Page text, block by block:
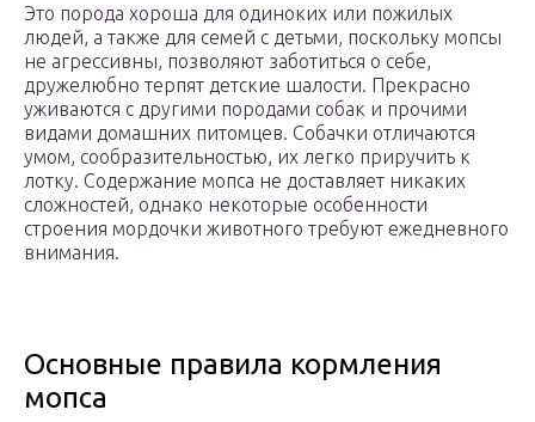
Это порода хороша для одиноких или пожилых
людей, а также для семей с детьми, поскольку мопсы
не агрессивны, позволяют заботиться о себе,
дружелюбно терпят детские шалости. Прекрасно
уживаются с другими породами собак и прочими
видами домашних питомцев. Собачки отличаются
умом, сообразительностью, их легко приручить к
лотку. Содержание мопса не доставляет никаких
сложностей, однако некоторые особенности
строения мордочки животного требуют ежедневного
внимания.
Основные правила кормления
мопса